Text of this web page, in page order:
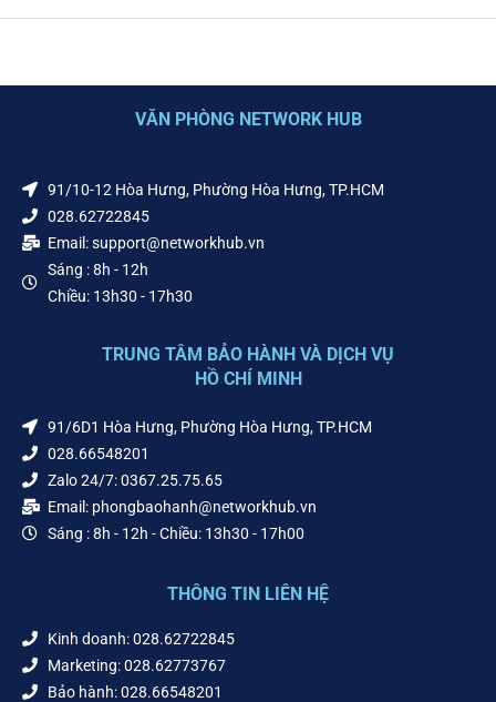
VĂN PHÒNG NETWORK HUB
91/10-12 Hòa Hưng, Phường Hòa Hưng, TP.HCM
028.62722845
Email: support@networkhub.vn
Sáng : 8h - 12h
Chiều: 13h30 - 17h30
TRUNG TÂM BẢO HÀNH VÀ DỊCH VỤ
HỒ CHÍ MINH
91/6D1 Hòa Hưng, Phường Hòa Hưng, TP.HCM
028.66548201
Zalo 24/7: 0367.25.75.65
Email: phongbaohanh@networkhub.vn
Sáng : 8h - 12h - Chiều: 13h30 - 17h00
THÔNG TIN LIÊN HỆ
Kinh doanh: 028.62722845
Marketing: 028.62773767
Bảo hành: 028.66548201